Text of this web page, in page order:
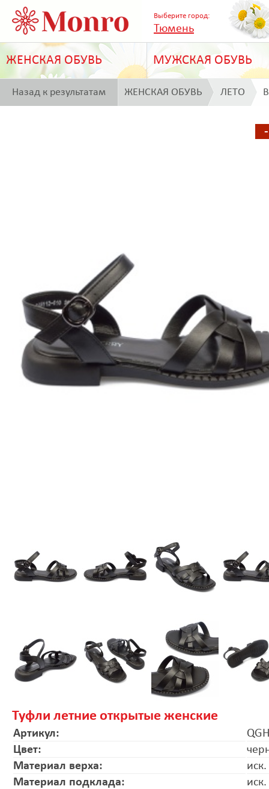
Выберите город:
Тюмень
ЖЕНСКАЯ ОБУВЬ МУЖСКАЯ ОБУВЬ
Назад к результатам ЖЕНСКАЯ ОБУВЬ ЛЕТО
Туфли летние открытые женские
Артикул:
Цвет:
Материал верха:
Материал подклада: